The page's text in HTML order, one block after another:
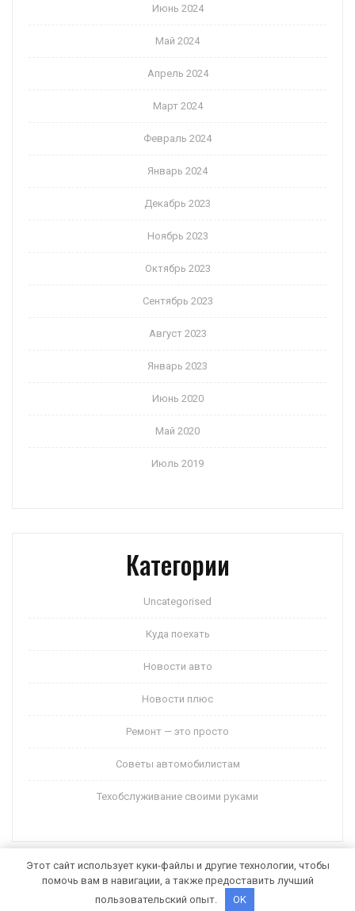
Июнь 2024
Май 2024
Апрель 2024
Март 2024
Февраль 2024
Январь 2024
Декабрь 2023
Ноябрь 2023
Октябрь 2023
Сентябрь 2023
Август 2023
Январь 2023
Июнь 2020
Май 2020
Июль 2019
Категории
Uncategorised
Куда поехать
Новости авто
Новости плюс
Ремонт — это просто
Советы автомобилистам
Техобслуживание своими руками
Auto Motors WordPress Theme от Themespride
Этот сайт использует куки-файлы и другие технологии, чтобы
помочь вам в навигации, а также предоставить лучший
пользовательский опыт.
OK